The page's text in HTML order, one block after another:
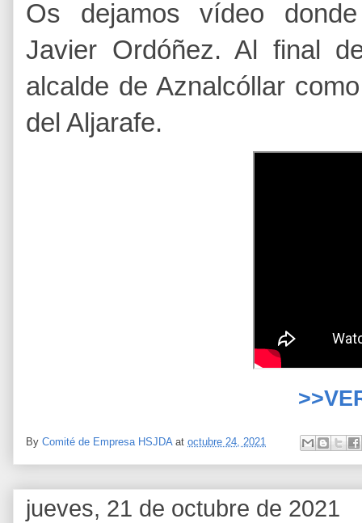
Os dejamos vídeo
Javier Ordóñez. Al final
alcalde de Aznalcóllar
del Aljarafe.
By Comité de Empresa HSJDA at octubre 24, 2021
jueves, 21 de octubre de 2021